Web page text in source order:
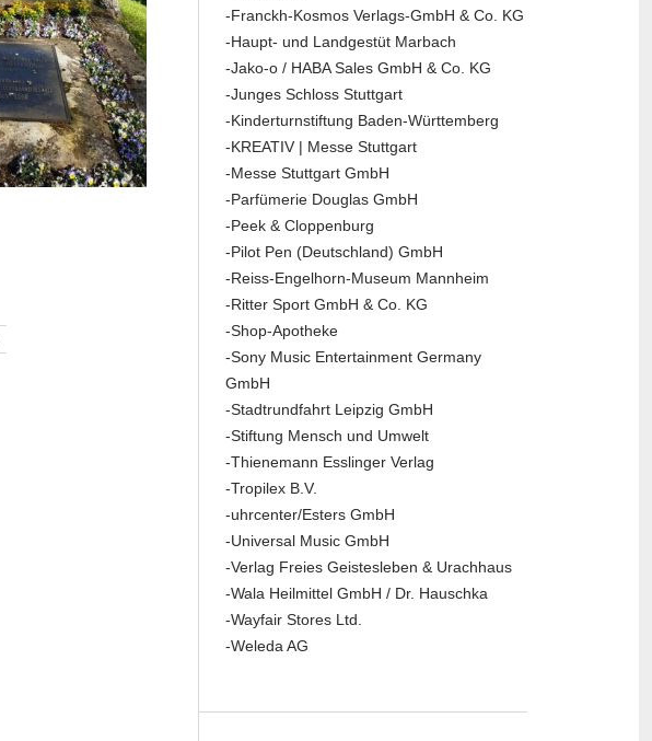
-Franckh-Kosmos Verlags-GmbH & Co. KG
-Haupt- und Landgestüt Marbach
-Jako-o / HABA Sales GmbH & Co. KG
-Junges Schloss Stuttgart
-Kinderturnstiftung Baden-Württemberg
-KREATIV | Messe Stuttgart
-Messe Stuttgart GmbH
-Parfümerie Douglas GmbH
-Peek & Cloppenburg
-Pilot Pen (Deutschland) GmbH
-Reiss-Engelhorn-Museum Mannheim
-Ritter Sport GmbH & Co. KG
-Shop-Apotheke
-Sony Music Entertainment Germany
GmbH
-Stadtrundfahrt Leipzig GmbH
-Stiftung Mensch und Umwelt
-Thienemann Esslinger Verlag
-Tropilex B.V.
-uhrcenter/Esters GmbH
-Universal Music GmbH
-Verlag Freies Geistesleben & Urachhaus
-Wala Heilmittel GmbH / Dr. Hauschka
-Wayfair Stores Ltd.
-Weleda AG